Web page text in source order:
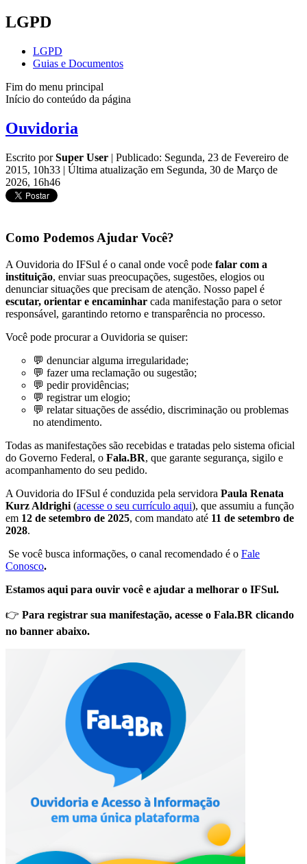
LGPD
LGPD
Guias e Documentos
Fim do menu principal
Início do conteúdo da página
Ouvidoria
Escrito porSuper User | Publicado: Segunda, 23 de Fevereiro de
2015, 10h33 | Última atualização em Segunda, 30 de Março de
2026, 16h46
Como Podemos Ajudar Você?
A Ouvidoria do IFSul é o canal onde você pode falar com a
instituição, enviar suas preocupações, sugestões, elogios ou
denunciar situações que precisam de atenção. Nosso papel é
escutar, orientar e encaminhar cada manifestação para o setor
responsável, garantindo retorno e transparência no processo.
Você pode procurar a Ouvidoria se quiser:
💬 denunciar alguma irregularidade;
💬 fazer uma reclamação ou sugestão;
💬 pedir providências;
💬 registrar um elogio;
💬 relatar situações de assédio, discriminação ou problemas
no atendimento.
Todas as manifestações são recebidas e tratadas pelo sistema oficial
do Governo Federal, o Fala.BR, que garante segurança, sigilo e
acompanhamento do seu pedido.
A Ouvidoria do IFSul é conduzida pela servidora Paula Renata
Kurz Aldrighi (acesse o seu currículo aqui), que assumiu a função
em 12 de setembro de 2025, com mandato até 11 de setembro de
2028.
Se você busca informações, o canal recomendado é o Fale
Conosco.
Estamos aqui para ouvir você e ajudar a melhorar o IFSul.
👉 Para registrar sua manifestação, acesse o Fala.BR clicando
no banner abaixo.